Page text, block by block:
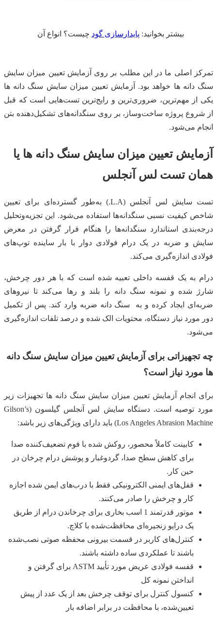
بیشتر بخوانید: پایدارسازی گود چیست؟ انواع آن
تمرکز اصلی ما در این مطلب بر روی آزمایش تعیین میزان سایش
سنگ دانه ها خواهد بود. آزمایش تعیین میزان سایش سنگ دانه ها
یکی از مهم‌ترین، ضروری‌ترین و رایج‌ترین تست‌هایی است که قبل
از شروع پروژه ساخت‌وساز، بر روی سنگدانه‌های تشکیل‌دهنده بتن
انجام می‌شود.
آزمایش تعیین میزان سایش سنگ دانه ها یا
همان تست لس آنجلس
تست سایش لس آنجلس (L.A.) به‌طور گسترده‌ای برای تعیین
شاخص کیفیت نسبی سنگدانه‌ها استفاده می‌شود. این تجزیه‌وتحلیل
درجه‌بندی استاندارد سنگدانه‌ها را هنگام قرار گرفتن در معرض
سایش و ضربه در یک درام فولادی دوار با بار ساینده توپ‌های
فولادی اندازه‌گیری می‌کند.
درام به یک قفسه داخلی تعبیه شده است که با هر دور چرخش،
شارژ شده و نمونه سنگ دانه را بلند و رها می‌کند تا نیروهای
ضربه‌ای ایجاد کرده و به سنگ دانه ضربه وارد کند. پس از تکمیل
دور مورد نیاز دستگاه، محتویات الک شده و درصد تلفات اندازه‌گیری
می‌شود.
چه تجهیزاتی برای آزمایش تعیین میزان سایش سنگ دانه
ها مورد نیاز است؟
برای انجام آزمایش تعیین میزان سایش سنگ دانه ها تجهیزات زیر
مورد توصیه است. دستگاه سایش لس آنجلس گیلسون (Gilson’s
Los Angeles Abrasion Machine) باید دارای ویژگی‌های زیر باشد:
کابینت کاملاً محصور، روکش شده با فوم تضعیف‌کننده صدا
برای کاهش سطح صدا، گردوغبار و پوشش درام چرخان در
حین کار.
قفل‌های ایمنی الکترونیکی فقط با درب‌های ایمن شده اجازه
کار و چرخش را صادر می‌کنند.
موتور قدرتمند 1 اسب بخاری برای چرخاندن درام از طریق
یک درایو زنجیره‌ای محافظت‌شده با کلاچ.
کنترل‌های کاربر در قسمت بیرونی محفظه صوتی نصب‌شده
باشند تا عملکردی ساده داشته باشند.
قفسه فولادی عریض مورد تأیید ASTM برای گرفتن و
انداختن نمونه کل
کنسول کنترل برای توقف چرخش بعد از یک عدد از پیش
تعیین‌شده، با محافظت در برابر اضافه بار